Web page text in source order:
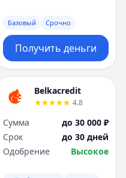
Базовый Срочно
Получить деньги
Belkacredit
4.8
Сумма
до 30 000 ₽
Срок
до 30 дней
Одобрение
Высокое